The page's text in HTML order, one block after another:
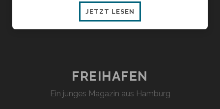
JETZT LESEN
5:
FREIHAFEN
Ein junges Magazin aus Hamburg